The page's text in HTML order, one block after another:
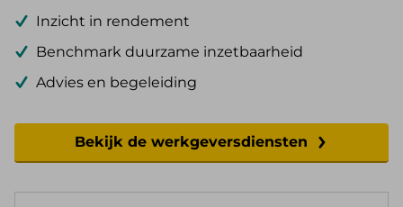
Inzicht in rendement
Benchmark duurzame inzetbaarheid
Advies en begeleiding
Bekijk de werkgeversdiensten